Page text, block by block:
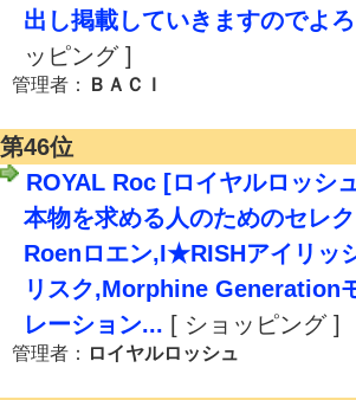
出し掲載していきますのでよ
ッピング ]
管理者：
ＢＡＣＩ
第46位
ROYAL Roc [ロイヤルロッシ
本物を求める人のためのセレ
Roenロエン,I★RISHアイリッ
リスク,Morphine Generation
レーション... [ ショッピング ]
管理者： ロイヤルロッシュ